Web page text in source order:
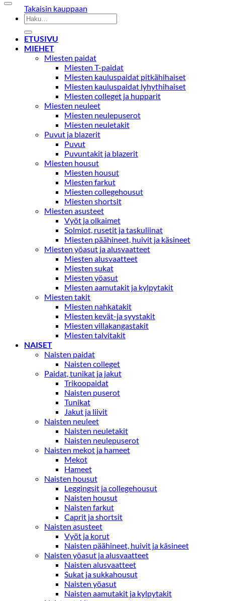
Takaisin kauppaan
Etsi:
ETUSIVU
MIEHET
Miesten paidat
Miesten T-paidat
Miesten kauluspaidat pitkähihaiset
Miesten kauluspaidat lyhythihaiset
Miesten colleget ja hupparit
Miesten neuleet
Miesten neulepuserot
Miesten neuletakit
Puvut ja blazerit
Puvut
Puvuntakit ja blazerit
Miesten housut
Miesten housut
Miesten farkut
Miesten collegehousut
Miesten shortsit
Miesten asusteet
Vyöt ja olkaimet
Solmiot, rusetit ja taskuliinat
Miesten päähineet, huivit ja käsineet
Miesten yöasut ja alusvaatteet
Miesten alusvaatteet
Miesten sukat
Miesten yöasut
Miesten aamutakit ja kylpytakit
Miesten takit
Miesten nahkatakit
Miesten kevät-ja syystakit
Miesten villakangastakit
Miesten talvitakit
NAISET
Naisten paidat
Naisten colleget
Paidat, tunikat ja jakut
Trikoopaidat
Naisten puserot
Tunikat
Jakut ja liivit
Naisten neuleet
Naisten neuletakit
Naisten neulepuserot
Naisten mekot ja hameet
Mekot
Hameet
Naisten housut
Leggingsit ja collegehousut
Naisten housut
Naisten farkut
Caprit ja shortsit
Naisten asusteet
Vyöt ja korut
Naisten päähineet, huivit ja käsineet
Naisten yöasut ja alusvaatteet
Naisten alusvaatteet
Sukat ja sukkahousut
Naisten yöasut
Naisten aamutakit ja kylpytakit